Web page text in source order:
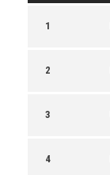
1
2
3
4